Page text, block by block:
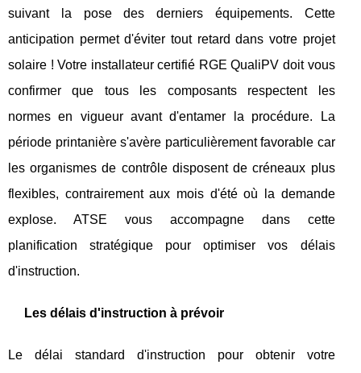
suivant la pose des derniers équipements. Cette
anticipation permet d'éviter tout retard dans votre projet
solaire ! Votre installateur certifié RGE QualiPV doit vous
confirmer que tous les composants respectent les
normes en vigueur avant d'entamer la procédure. La
période printanière s'avère particulièrement favorable car
les organismes de contrôle disposent de créneaux plus
flexibles, contrairement aux mois d'été où la demande
explose. ATSE vous accompagne dans cette
planification stratégique pour optimiser vos délais
d'instruction.
Les délais d'instruction à prévoir
Le délai standard d'instruction pour obtenir votre